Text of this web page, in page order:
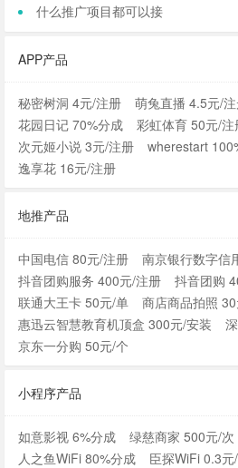
什么推广项目都可以接
APP产品
秘密树洞 4元/注册 萌兔直播 4.5元/
花园日记 70%分成
彩虹体育 50元/注
次元姬小说 3元/注册
wherestart
逸享花 16元/注册
地推产品
中国电信 80元/注册
南京银行数字信
抖音团购服务 400元/注册
抖音团购
联通大王卡 50元/单
商店商品拍照
惠迅云智慧教育机顶盒 300元/安装
京东一分购 50元/个
小程序产品
如意影视 6%分成 绿慈商家 500元/次
人之鱼WiFi 80%分成
臣探WiFi 0.3元